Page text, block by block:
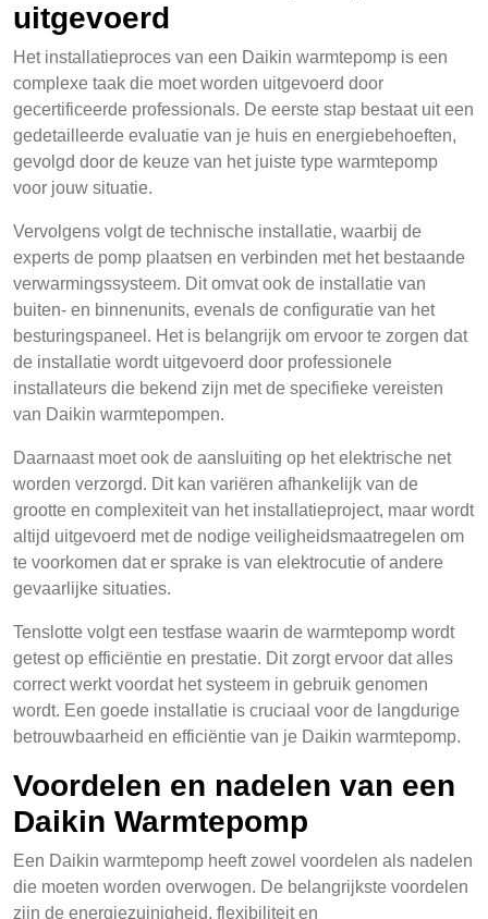
uitgevoerd
Het installatieproces van een Daikin warmtepomp is een
complexe taak die moet worden uitgevoerd door
gecertificeerde professionals. De eerste stap bestaat uit een
gedetailleerde evaluatie van je huis en energiebehoeften,
gevolgd door de keuze van het juiste type warmtepomp
voor jouw situatie.
Vervolgens volgt de technische installatie, waarbij de
experts de pomp plaatsen en verbinden met het bestaande
verwarmingssysteem. Dit omvat ook de installatie van
buiten- en binnenunits, evenals de configuratie van het
besturingspaneel. Het is belangrijk om ervoor te zorgen dat
de installatie wordt uitgevoerd door professionele
installateurs die bekend zijn met de specifieke vereisten
van Daikin warmtepompen.
Daarnaast moet ook de aansluiting op het elektrische net
worden verzorgd. Dit kan variëren afhankelijk van de
grootte en complexiteit van het installatieproject, maar wordt
altijd uitgevoerd met de nodige veiligheidsmaatregelen om
te voorkomen dat er sprake is van elektrocutie of andere
gevaarlijke situaties.
Tenslotte volgt een testfase waarin de warmtepomp wordt
getest op efficiëntie en prestatie. Dit zorgt ervoor dat alles
correct werkt voordat het systeem in gebruik genomen
wordt. Een goede installatie is cruciaal voor de langdurige
betrouwbaarheid en efficiëntie van je Daikin warmtepomp.
Voordelen en nadelen van een
Daikin Warmtepomp
Een Daikin warmtepomp heeft zowel voordelen als nadelen
die moeten worden overwogen. De belangrijkste voordelen
zijn de energiezuinigheid, flexibiliteit en